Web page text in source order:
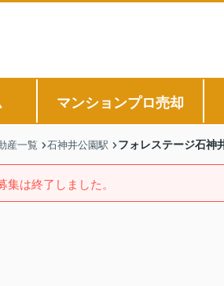
マンションプロ売却
産一覧 石神井公園駅 フォレステージ石神
集は終了しました。